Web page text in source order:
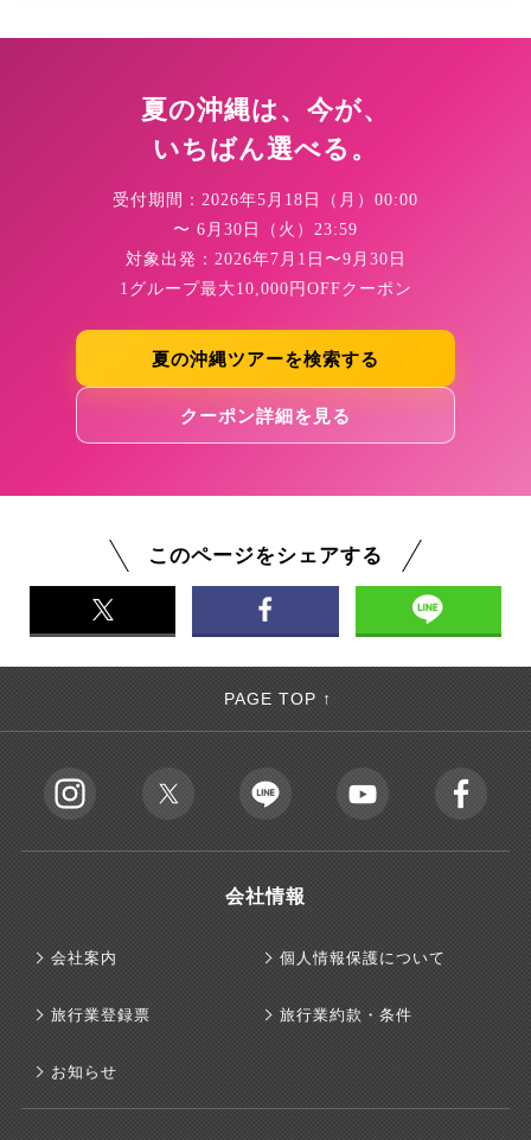
夏の沖縄は、今が、
いちばん選べる。
受付期間：2026年5月18日（月）00:00
〜 6月30日（火）23:59
対象出発：2026年7月1日〜9月30日
1グループ最大10,000円OFFクーポン
夏の沖縄ツアーを検索する
クーポン詳細を見る
このページをシェアする
PAGE TOP ↑
会社情報
会社案内 個人情報保護について
旅行業登録票 旅行業約款・条件
お知らせ